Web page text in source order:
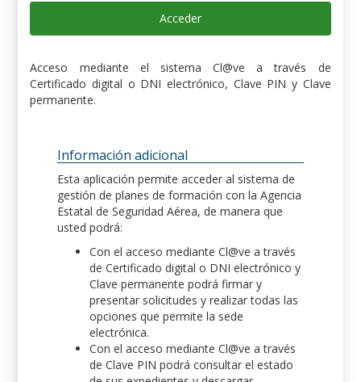
Acceder
Acceso mediante el sistema Cl@ve a través de
Certificado digital o DNI electrónico, Clave PIN y Clave
permanente.
Información adicional
Esta aplicación permite acceder al sistema de
gestión de planes de formación con la Agencia
Estatal de Seguridad Aérea, de manera que
usted podrá:
Con el acceso mediante Cl@ve a través
de Certificado digital o DNI electrónico y
Clave permanente podrá firmar y
presentar solicitudes y realizar todas las
opciones que permite la sede
electrónica.
Con el acceso mediante Cl@ve a través
de Clave PIN podrá consultar el estado